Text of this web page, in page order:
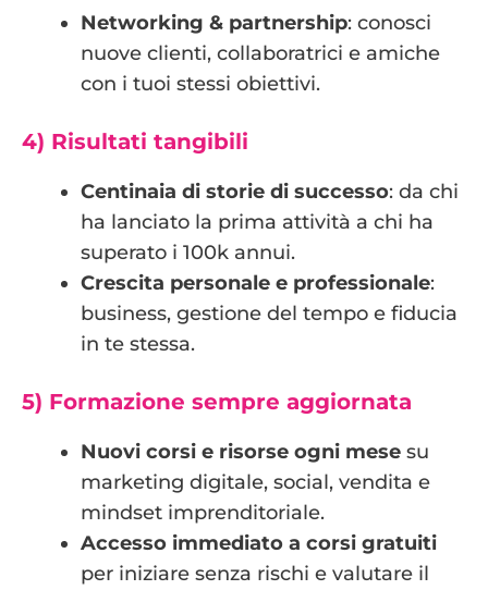
Networking & partnership: conosci
nuove clienti, collaboratrici e amiche
con i tuoi stessi obiettivi.
4) Risultati tangibili
Centinaia di storie di successo: da chi
ha lanciato la prima attività a chi ha
superato i 100k annui.
Crescita personale e professionale:
business, gestione del tempo e fiducia
in te stessa.
5) Formazione sempre aggiornata
Nuovi corsi e risorse ogni mese su
marketing digitale, social, vendita e
mindset imprenditoriale.
Accesso immediato a corsi gratuiti
per iniziare senza rischi e valutare il